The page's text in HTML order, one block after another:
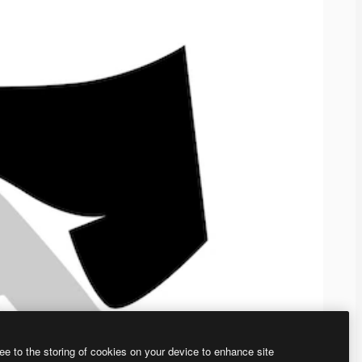
to the storing of cookies on your device to enhance site